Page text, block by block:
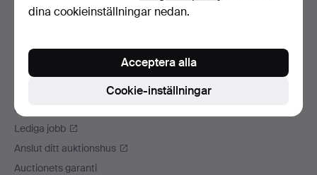
Vi skickar med
Auctionet
Press
Lediga jobb
Anslut ditt auktionshus
Auctionets garanti
dina cookieinställningar nedan.
Cookie-inställningar
Acceptera alla